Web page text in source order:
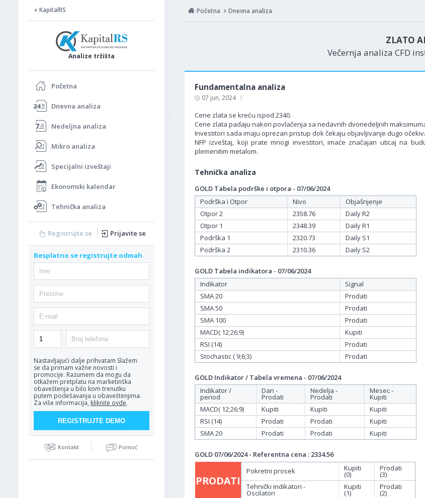
KapitalRS
Analize tržišta
Početna
Dnevna analiza
Nedeljna analiza
Mikro analiza
Specijalni izveštaji
Ekonomski kalendar
Tehnička analiza
Registrujte se Prijavite se
Besplatno se registrujte odmah
Nastavljajući dalje prihvatam Slažem
se da primam važne novosti i
promocije. Razumem da mogu da
otkažem pretplatu na marketinška
obaveštenja u bilo kom trenutku
putem podešavanja u obaveštenjima.
Za više informacija, kliknite ovde.
Kontakt Pomoć
Početna Dnevna analiza
ZLATO
Večernja analiza CFD
Fundamentalna analiza
07 jun, 2024
Cene zlata se kreću ispod 2340.
Cene zlata padaju nakon povlačenja sa nedavnih dvonedeljnih
Investitori sada imaju oprezan pristup dok čekaju objavljivanje dugo
NFP izveštaj, koji prate mnogi investitori, imaće značajan uticaj na
plemenitim metalom.
Tehnička analiza
GOLD Tabela podrške i otpora - 07/06/2024
Podrška i Otpor
Nivo
Objašnjenje
Otpor 2
2358.76
Daily R2
Otpor 1
2348.39
Daily R1
Podrška 1
2320.73
Daily S1
Podrška 2
2310.36 Daily S2
GOLD Tabela indikatora - 07/06/2024
Indikator
Signal
SMA 20
Prodati
SMA 50
Prodati
SMA 100
Prodati
MACD( 12;26;9)
Kupiti
RSI (14)
Prodati
Stochastic ( 9;6;3)
Prodati
GOLD Indikator / Tabela vremena - 07/06/2024
Indikator /
period
Dan -
Prodati
Nedelja -
Prodati
Mesec -
Kupiti
MACD( 12;26;9)
Kupiti Kupiti
Kupiti
RSI (14)
Prodati Prodati
Kupiti
SMA 20
Prodati Prodati Kupiti
GOLD 07/06/2024 - Referentna cena : 2334.56
PRODATI
Pokretni prosek Kupiti
(0)
Prodati
(3)
Tehnički indikatori -
Oscilatori
Kupiti
(1)
Prodati
(2)